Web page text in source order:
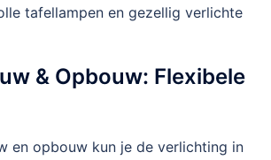
tafellampen en gezellig verlichte
& Opbouw: Flexibele
en opbouw kun je de verlichting in